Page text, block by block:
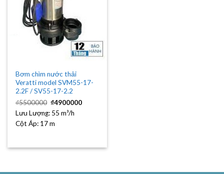
Bơm chìm nước thải
Veratti model SVM55-17-
2.2F / SV55-17-2.2
₫5500000 Giá
gốc
là:
₫4900000Giá
hiện
Lưu Lượng: 55 m³/h
Cột Áp: 17 m